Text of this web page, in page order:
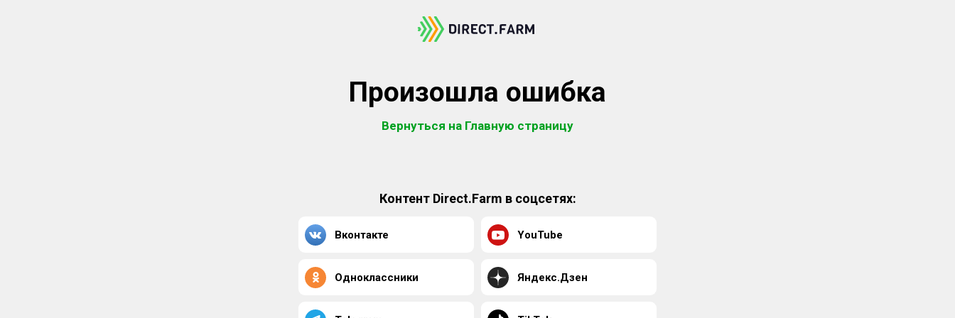
Произошла ошибка
Вернуться на Главную страницу
Контент Direct.Farm в соцсетях:
Вконтакте YouTube
Одноклассники Яндекс.Дзен